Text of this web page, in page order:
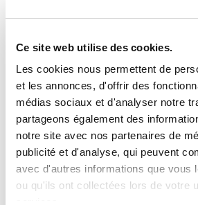
Ce site web utilise des cookies.
Les cookies nous permettent de
et les annonces, d'offrir des
médias sociaux et d'analyser notre
partageons également des
notre site avec nos partenaires de
publicité et d'analyse, qui peuvent
avec d'autres informations que vous
ou qu'ils ont collectées lors de votre
Affichage seconde